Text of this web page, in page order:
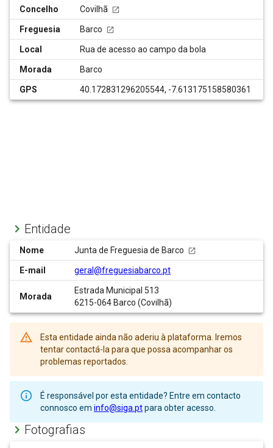
Concelho Covilhã
Freguesia Barco
Local Rua de acesso ao campo da bola
Morada Barco
GPS 40.172831296205544, -7.613175158580361
Entidade
Nome Junta de Freguesia de Barco
E-mail geral@freguesiabarco.pt
Morada
Estrada Municipal 513
6215-064 Barco (Covilhã)
Esta entidade ainda não aderiu à plataforma. Iremos
tentar contactá-la para que possa acompanhar os
problemas reportados.
É responsável por esta entidade? Entre em contacto
connosco em info@siga.ptpara obter acesso.
Fotografias